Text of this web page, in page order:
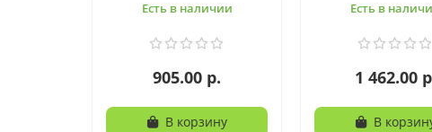
Есть в наличии
905.00 р.
В корзину
Есть в
1 462.00
В